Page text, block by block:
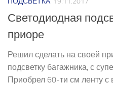
Светодиодная
приоре
Решил сделать на своей
подсветку багажника, с
Приобрел 60-ти см ленту с